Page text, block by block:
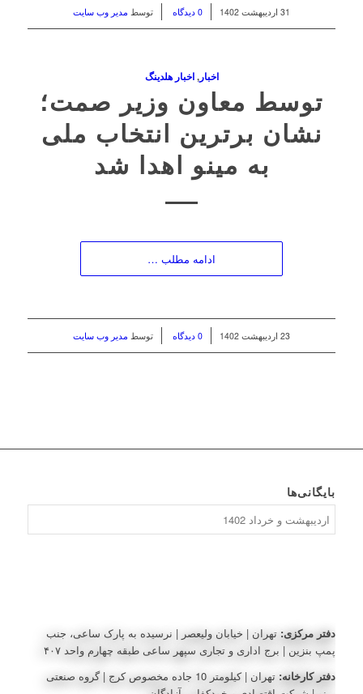
31 اردیبهشت 1402 / 0 دیدگاه توسط مدیر وب سایت
اخبار,اخبار هلدینگ
توسط معاون وزیر صمت؛
نشان برترین انتخاب ملی
به مینو اهدا شد
ادامه مطلب …
23 اردیبهشت 1402 / 0 دیدگاه توسط مدیر وب سایت
بایگانی‌ها
دفتر مرکزی: تهران | خیابان ولیعصر | نرسیده به پارک ساعی، جنب
پمپ بنزین | برج اداری و تجاری سپهر ساعی طبقه چهارم واحد ۴۰۷
دفتر کارخانه:
تهران | کیلومتر 10 جاده مخصوص کرج | گروه صنعتی